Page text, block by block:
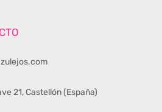
21, Castellón (España)